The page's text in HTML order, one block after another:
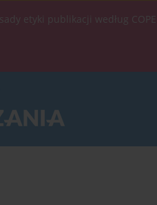
etyki publikacji według COPE